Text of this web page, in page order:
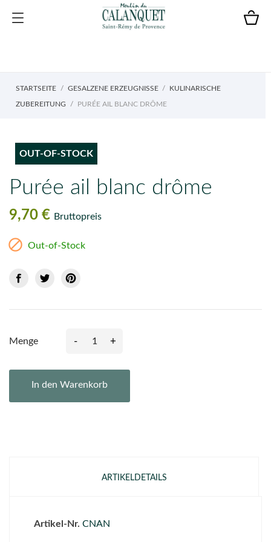
STARTSEITE GESALZENE ERZEUGNISSE KULINARISCHE
ZUBEREITUNG PURÉE AIL BLANC DRÔME
OUT-OF-STOCK
Purée ail blanc drôme
9,70 € Bruttopreis
 Out-of-Stock
Menge - +
In den Warenkorb
ARTIKELDETAILS
Artikel-Nr. CNAN